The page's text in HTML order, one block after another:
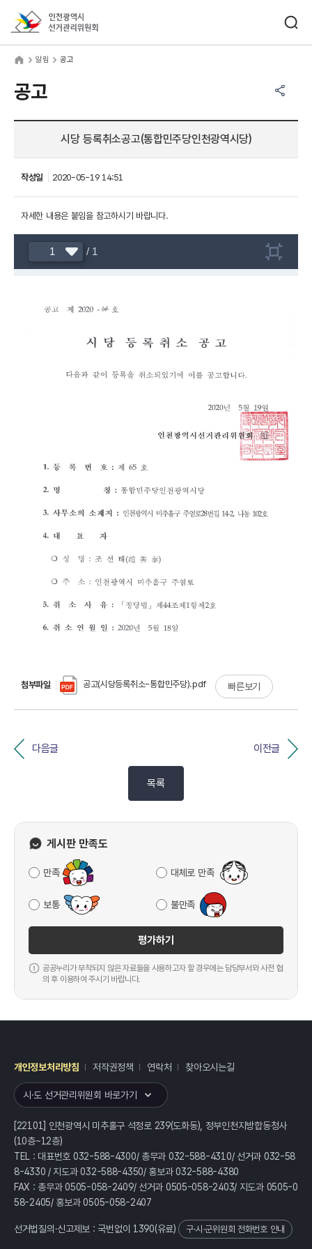
알림 공고
공고
시당 등록취소공고(통합민주당인천광역시당)
작성일 2020-05-19 14:51
자세한 내용은 붙임을 참고하시기 바랍니다.
첨부파일 공고(시당등록취소-통합민주당).pdf 빠른보기
다음글 이전글
목록
게시판 만족도
만족 대체로 만족
보통 불만족
평가하기
공공누리가 부착되지 않은 자료들을 사용하고자 할 경우에는 담당부서와 사전 협
의 후 이용하여 주시기 바랍니다.
개인정보처리방침 저작권정책 연락처 찾아오시는길
시·도 선거관리위원회 바로가기
[22101] 인천광역시 미추홀구 석정로 239(도화동), 정부인천지방합동청사
(10층~12층)
TEL : 대표번호 032-588-4300/ 총무과 032-588-4310/ 선거과 032-58
8-4330 / 지도과 032-588-4350/ 홍보과 032-588-4380
FAX : 총무과 0505-058-2409/ 선거과 0505-058-2403/ 지도과 0505-0
58-2405/ 홍보과 0505-058-2407
선거법질의·신고제보 : 국번없이 1390(유료) 구·시·군위원회 전화번호 안내